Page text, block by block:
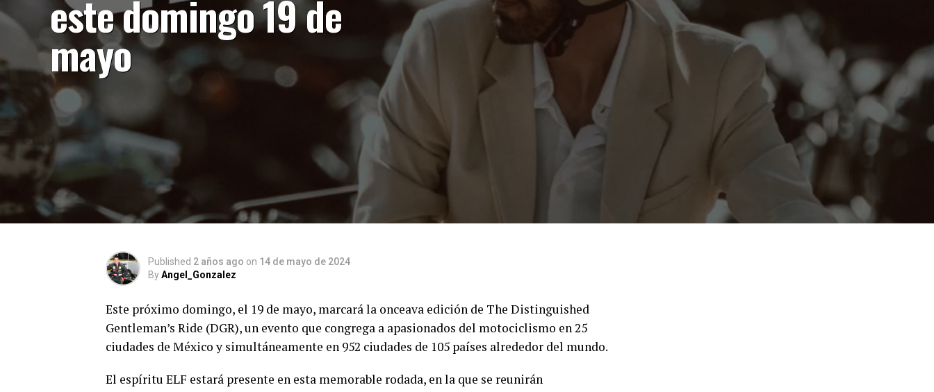
este domingo 19 de
mayo
Published 2 años ago on 14 de mayo de 2024
ByAngel_Gonzalez
Este próximo domingo, el 19 de mayo, marcará la onceava edición de The Distinguished
Gentleman’s Ride (DGR), un evento que congrega a apasionados del motociclismo en 25
ciudades de México y simultáneamente en 952 ciudades de 105 países alrededor del mundo.
El espíritu ELF estará presente en esta memorable rodada, en la que se reunirán